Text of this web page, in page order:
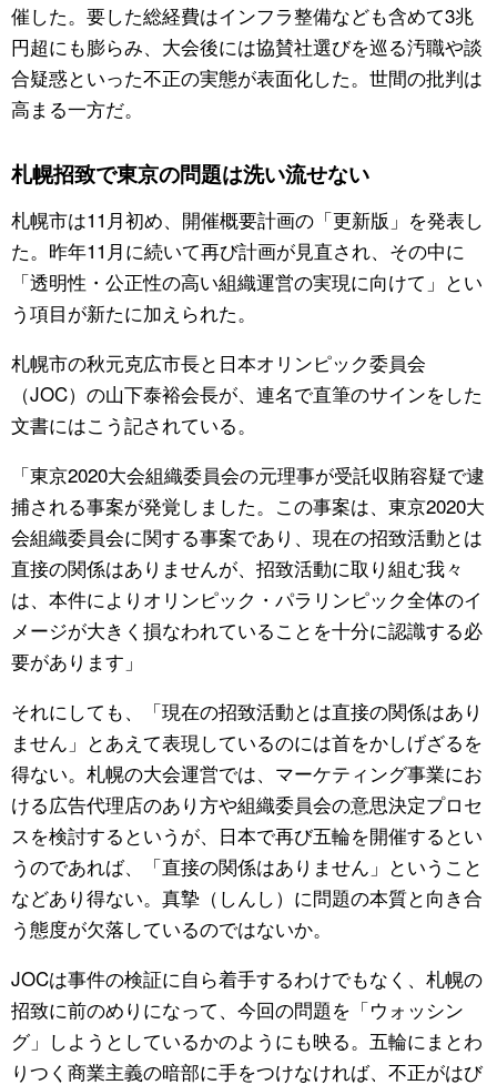
催した。要した総経費はインフラ整備なども含めて3兆
円超にも膨らみ、大会後には協賛社選びを巡る汚職や談
合疑惑といった不正の実態が表面化した。世間の批判は
高まる一方だ。
札幌招致で東京の問題は洗い流せない
札幌市は11月初め、開催概要計画の「更新版」を発表し
た。昨年11月に続いて再び計画が見直され、その中に
「透明性・公正性の高い組織運営の実現に向けて」とい
う項目が新たに加えられた。
札幌市の秋元克広市長と日本オリンピック委員会
（JOC）の山下泰裕会長が、連名で直筆のサインをした
文書にはこう記されている。
「東京2020大会組織委員会の元理事が受託収賄容疑で逮
捕される事案が発覚しました。この事案は、東京2020大
会組織委員会に関する事案であり、現在の招致活動とは
直接の関係はありませんが、招致活動に取り組む我々
は、本件によりオリンピック・パラリンピック全体のイ
メージが大きく損なわれていることを十分に認識する必
要があります」
それにしても、「現在の招致活動とは直接の関係はあり
ません」とあえて表現しているのには首をかしげざるを
得ない。札幌の大会運営では、マーケティング事業にお
ける広告代理店のあり方や組織委員会の意思決定プロセ
スを検討するというが、日本で再び五輪を開催するとい
うのであれば、「直接の関係はありません」ということ
などあり得ない。真摯（しんし）に問題の本質と向き合
う態度が欠落しているのではないか。
JOCは事件の検証に自ら着手するわけでもなく、札幌の
招致に前のめりになって、今回の問題を「ウォッシン
グ」しようとしているかのようにも映る。五輪にまとわ
りつく商業主義の暗部に手をつけなければ、不正がはび